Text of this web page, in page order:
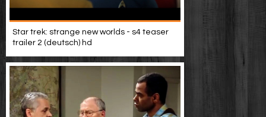
Star trek: strange new worlds - s4 teaser
trailer 2 (deutsch) hd